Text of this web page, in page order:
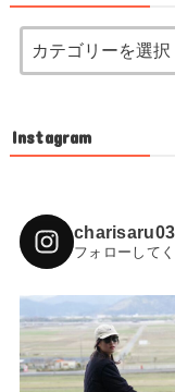
Instagram
フォローして